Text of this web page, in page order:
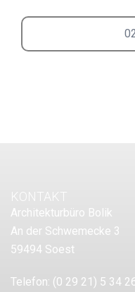
KONTAKT
Architekturbüro Bolik
An der Schwemecke 3
59494 Soest
Telefon: (0 29 21) 5 34